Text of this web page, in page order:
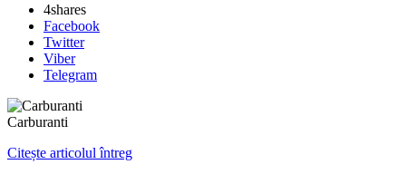
4shares
Facebook
Twitter
Viber
Telegram
Carburanti
Citește articolul întreg